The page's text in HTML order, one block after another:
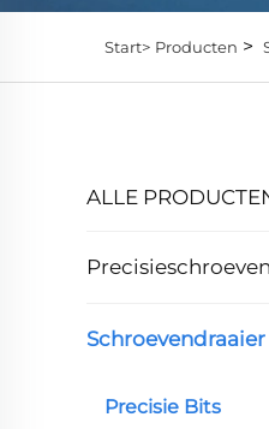
Start> Producten >
ALLE
Precisie Bits